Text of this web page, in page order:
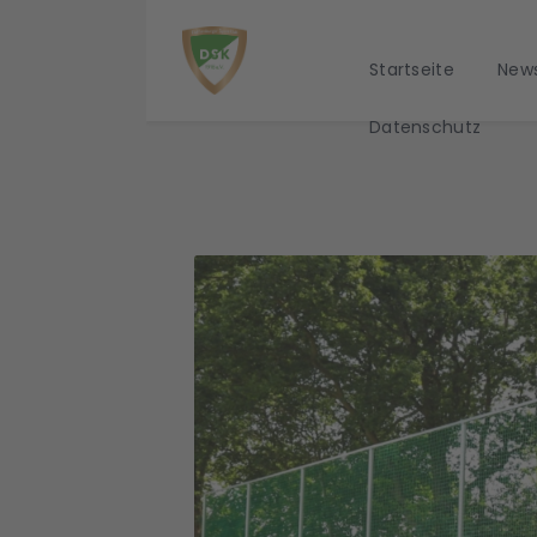
Startseite
Datenschutz